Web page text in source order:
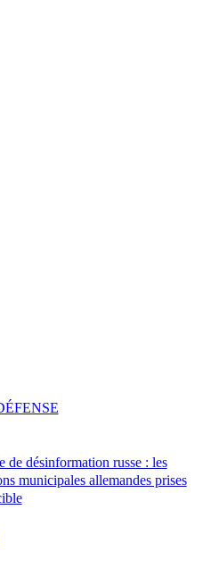
de désinformation russe : les
municipales allemandes prises